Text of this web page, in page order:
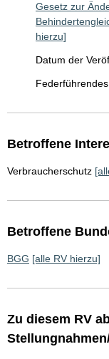
Gesetz zur
hierzu]
Datum der
Betroffene
Verbraucherschutz
Betroffene
BGG [alle RV hierzu]
Zu diesem RV